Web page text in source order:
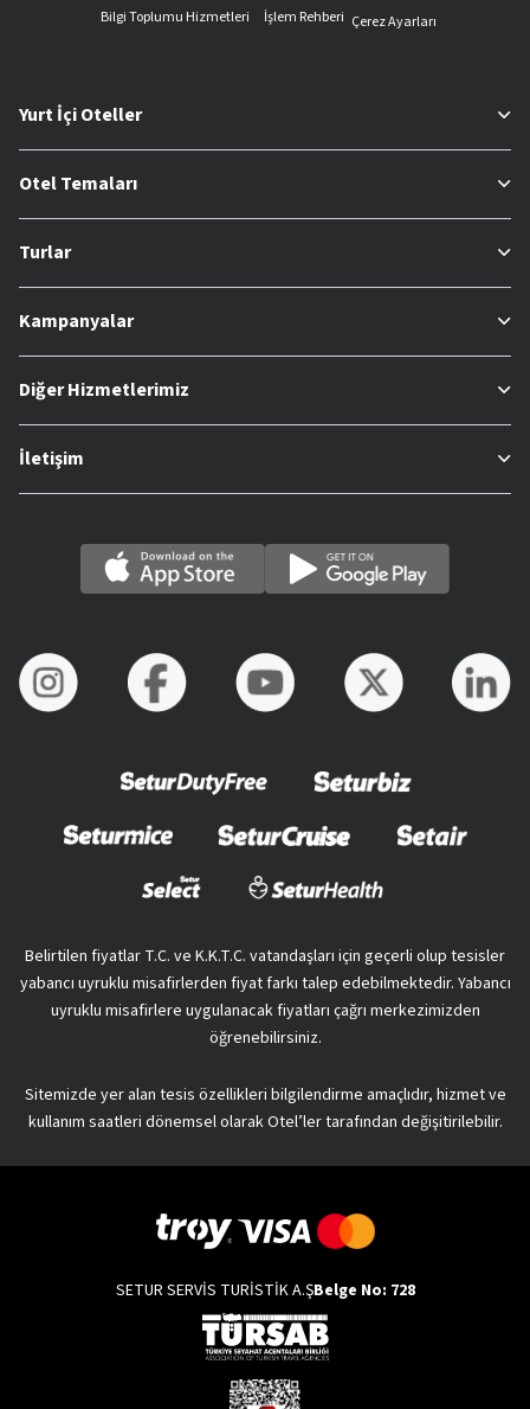
Bilgi Toplumu Hizmetleri
İşlem Rehberi Çerez Ayarları
Yurt İçi Oteller
Otel Temaları
Turlar
Kampanyalar
Diğer Hizmetlerimiz
İletişim
Belirtilen fiyatlar T.C. ve K.K.T.C. vatandaşları için geçerli olup tesisler
yabancı uyruklu misafirlerden fiyat farkı talep edebilmektedir. Yabancı
uyruklu misafirlere uygulanacak fiyatları çağrı merkezimizden
öğrenebilirsiniz.
Sitemizde yer alan tesis özellikleri bilgilendirme amaçlıdır, hizmet ve
kullanım saatleri dönemsel olarak Otel’ler tarafından değişitirilebilir.
SETUR SERVİS TURİSTİK A.ŞBelge No: 728